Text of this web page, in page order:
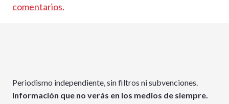
comentarios.
Periodismo independiente, sin filtros ni subvenciones.
Información que no verás en los medios de siempre.